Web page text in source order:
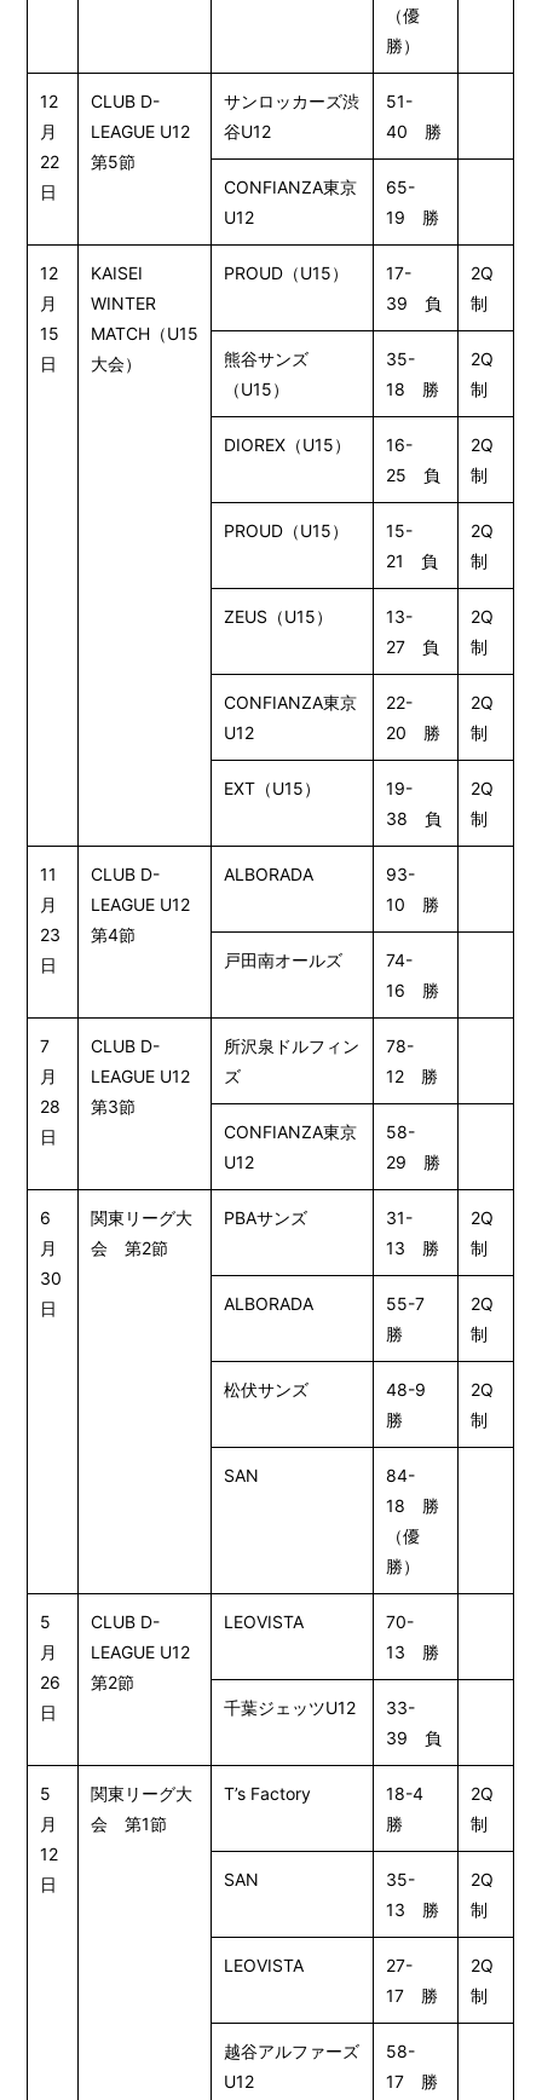
（優
勝）
12
月
22
日
CLUB D-
LEAGUE U12
第5節
サンロッカーズ渋
谷U12
51-
40 勝
CONFIANZA東京
U12
65-
19 勝
12
月
15
日
KAISEI
WINTER
MATCH（U15
大会）
PROUD（U15）
17-
39 負
2Q
制
熊谷サンズ
（U15）
35-
18 勝
2Q
制
DIOREX（U15）
16-
25 負
2Q
制
PROUD（U15）
15-
21 負
2Q
制
ZEUS（U15）
13-
27 負
2Q
制
CONFIANZA東京
U12
22-
20 勝
2Q
制
EXT（U15）
19-
38 負
2Q
制
11
月
23
日
CLUB D-
LEAGUE U12
第4節
ALBORADA
93-
10 勝
戸田南オールズ
74-
16 勝
7
月
28
日
CLUB D-
LEAGUE U12
第3節
所沢泉ドルフィン
ズ
78-
12 勝
CONFIANZA東京
U12
58-
29 勝
6
月
30
日
関東リーグ大
会 第2節
PBAサンズ
31-
13 勝
2Q
制
ALBORADA
55-7
勝
2Q
制
松伏サンズ
48-9
勝
2Q
制
SAN
84-
18 勝
（優
勝）
5
月
26
日
CLUB D-
LEAGUE U12
第2節
LEOVISTA
70-
13 勝
千葉ジェッツU12
33-
39 負
5
月
12
日
関東リーグ大
会 第1節
T’s Factory
18-4
勝
2Q
制
SAN
35-
13 勝
2Q
制
LEOVISTA
27-
17 勝
2Q
制
越谷アルファーズ
U12
58-
17 勝